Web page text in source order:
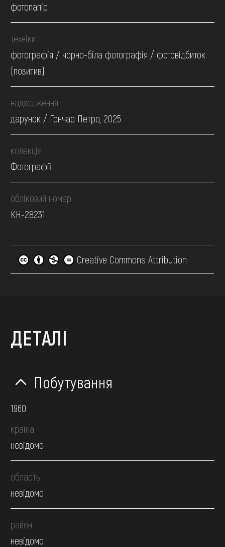
фотопапір
техніки
фотографія / чорно-біла фотографія / фотовідбиток
(позитив)
надходження
дарунок / Гончар Петро, 2025
колекція
Фотографії
обліковий номер
КН-28231
Creative Commons Attribution
ДЕТАЛІ
Побутування
1960
країна
невідомо
область
невідомо
район
невідомо